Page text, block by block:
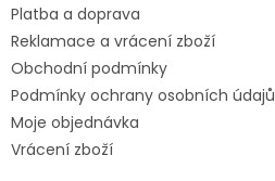
Platba a doprava
Reklamace a vrácení zboží
Obchodní podmínky
Podmínky ochrany osobních údajů
Moje objednávka
Vrácení zboží